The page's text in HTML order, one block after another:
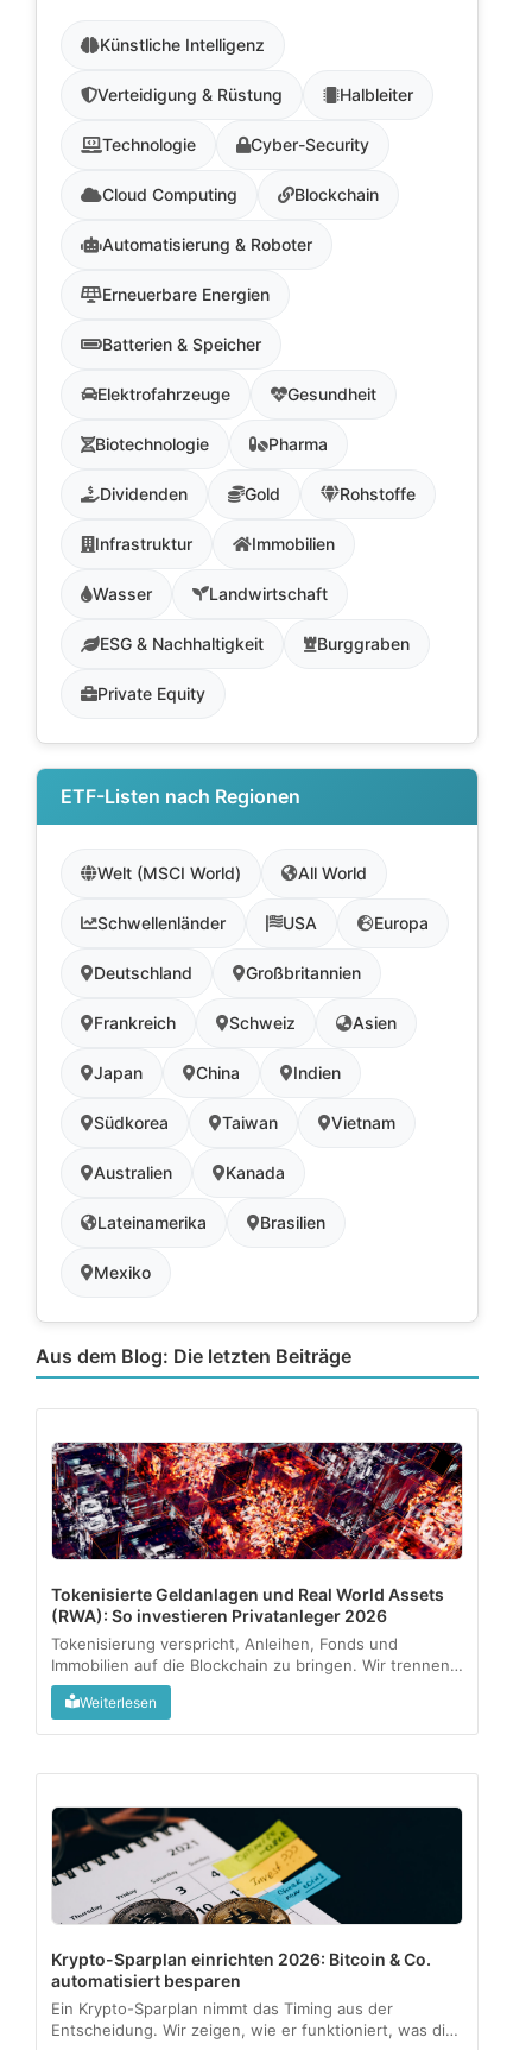
Künstliche Intelligenz
Verteidigung & Rüstung Halbleiter
Technologie Cyber-Security
Cloud Computing Blockchain
Automatisierung & Roboter
Erneuerbare Energien
Batterien & Speicher
Elektrofahrzeuge Gesundheit
Biotechnologie Pharma
Dividenden Gold Rohstoffe
Infrastruktur Immobilien
Wasser Landwirtschaft
ESG & Nachhaltigkeit Burggraben
Private Equity
ETF-Listen nach Regionen
Welt (MSCI World) All World
Schwellenländer USA Europa
Deutschland Großbritannien
Frankreich Schweiz Asien
Japan China Indien
Südkorea Taiwan Vietnam
Australien Kanada
Lateinamerika Brasilien
Mexiko
Aus dem Blog: Die letzten Beiträge
Tokenisierte Geldanlagen und Real World Assets
(RWA): So investieren Privatanleger 2026
Tokenisierung verspricht, Anleihen, Fonds und
Immobilien auf die Blockchain zu bringen. Wir trennen
regulierte Angebote vom Graumarkt und zeigen, was
als kleine Beimischung sinnvoll sein kann....
Weiterlesen
Krypto-Sparplan einrichten 2026: Bitcoin & Co.
automatisiert besparen
Ein Krypto-Sparplan nimmt das Timing aus der
Entscheidung. Wir zeigen, wie er funktioniert, was die